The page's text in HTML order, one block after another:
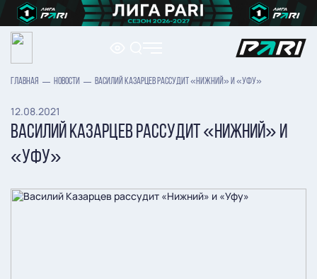
ГЛАВНАЯ НОВОСТИ ВАСИЛИЙ КАЗАРЦЕВ РАССУДИТ «НИЖНИЙ» И «УФУ»
12.08.2021
ВАСИЛИЙ КАЗАРЦЕВ РАССУДИТ «НИЖНИЙ» И
«УФУ»